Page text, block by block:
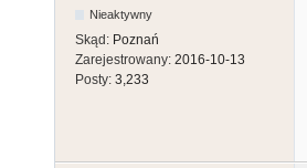
Nieaktywny
Skąd: Poznań
Zarejestrowany: 2016-10-13
Posty: 3,233